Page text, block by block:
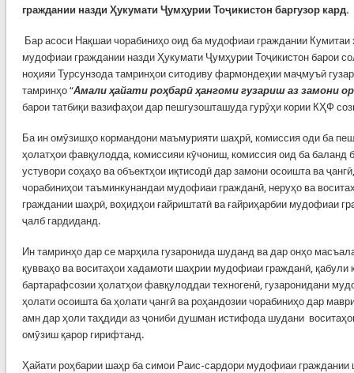
граждании назди Ҳукумати Ҷумҳурии Тоҷикистон баргузор кард.
Бар асоси Нақшаи чорабиниҳо оид ба мудофиаи граждании
мудофиаи граждании назди Ҳукумати Ҷумҳурии Тоҷикистон барои
ноҳияи Турсунзода тамринҳои ситодиву фармондеҳии маҷмуъӣ
тамринҳо “Амали ҳайати роҳбарӣ ҳангоми гузариш аз замони
барои татбиқи вазифаҳои дар пешгузошташуда гурӯҳи кории КҲФ
Ба ин омӯзишҳо кормандони маъмурияти шаҳрӣ, комиссия оди ба
ҳолатҳои фавқулодда, комиссияи кӯчониш, комиссия оид ба баланд
устувори соҳаҳо ва объектҳои иқтисодӣ дар замони осоишта ва
чорабиниҳои таъминкунандаи мудофиаи гражданӣ, неруҳо ва
граждании шаҳрӣ, воҳидҳои ғайриштатӣ ва ғайриҳарбии мудофиаи
ҷалб гардиданд.
Ин тамринҳо дар се марҳила гузаронида шуданд ва дар онҳо
қувваҳо ва воситаҳои хадамоти шаҳрии мудофиаи гражданӣ, қабули
бартарафсозии ҳолатҳои фавқулоддаи техногенӣ, гузаронидани
ҳолати осоишта ба ҳолати ҷангӣ ва роҳандозии чорабиниҳо дар
амн дар ҳоли таҳдиди аз ҷониби душман истифода шудани
омӯзиш қарор гирифтанд.
Ҳайати роҳбарии шаҳр ба симои Раис-сардори мудофиаи граждании